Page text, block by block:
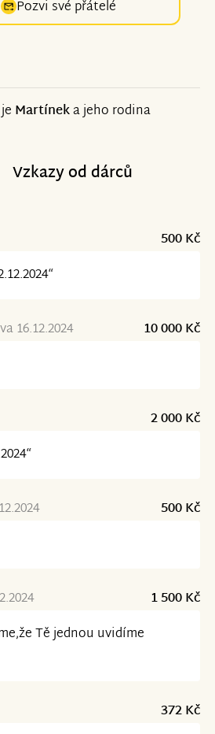
Pozvi své přátelé
Martíneka jeho rodina
Vzkazy od dárců
500 Kč
16.12.2024
10 000 Kč
2 000 Kč
500 Kč
1 500 Kč
Tě jednou uvidíme
372 Kč